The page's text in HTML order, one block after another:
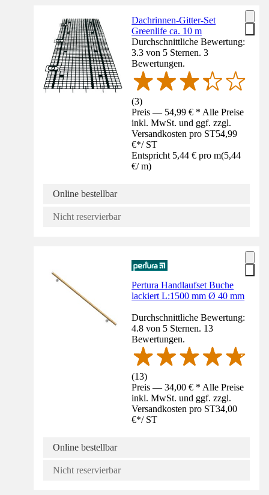
Dachrinnen-Gitter-Set
Greenlife ca. 10 m
Durchschnittliche Bewertung:
3.3 von 5 Sternen. 3
Bewertungen.
(3)
Preis — 54,99 € * Alle Preise
inkl. MwSt. und ggf. zzgl.
Versandkosten pro ST54,99
€*/ ST
Entspricht 5,44 € pro m(5,44
€/ m)
Online bestellbar
Nicht reservierbar
Pertura Handlaufset Buche
lackiert L:1500 mm Ø 40 mm
Durchschnittliche Bewertung:
4.8 von 5 Sternen. 13
Bewertungen.
(13)
Preis — 34,00 € * Alle Preise
inkl. MwSt. und ggf. zzgl.
Versandkosten pro ST34,00
€*/ ST
Online bestellbar
Nicht reservierbar